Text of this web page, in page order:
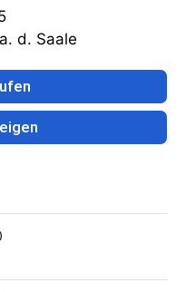
d. Saale